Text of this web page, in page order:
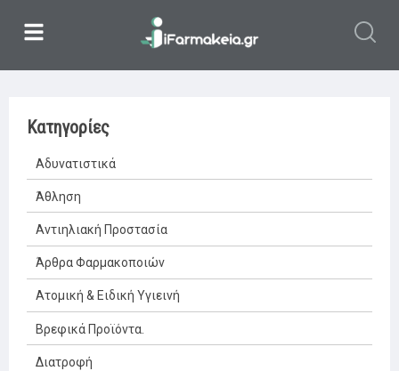
Κατηγορίες
Αδυνατιστικά
Άθληση
Αντιηλιακή Προστασία
Άρθρα Φαρμακοποιών
Ατομική & Ειδική Υγιεινή
Βρεφικά Προϊόντα.
Διατροφή